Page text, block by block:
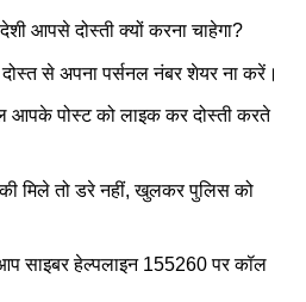
आपसे दोस्ती क्यों करना चाहेगा?
दोस्त से अपना पर्सनल नंबर शेयर ना करें।
आपके पोस्ट को लाइक कर दोस्ती करते
मिले तो डरे नहीं, खुलकर पुलिस को
साइबर हेल्पलाइन 155260 पर कॉल